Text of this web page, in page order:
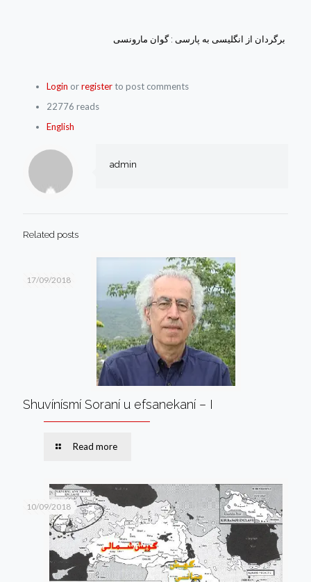
برگردان از انگلیسی به پارسی : گوان مارونسی
Login orregisterto post comments
22776 reads
English
admin
Related posts
17/09/2018
Shuvínísmí Soraní u efsanekaní – I
Read more
10/09/2018